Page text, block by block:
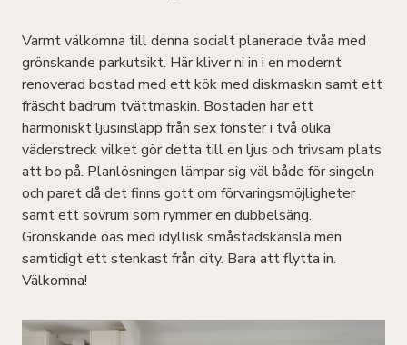
Varmt välkomna till denna socialt planerade tvåa med
grönskande parkutsikt. Här kliver ni in i en modernt
renoverad bostad med ett kök med diskmaskin samt ett
fräscht badrum tvättmaskin. Bostaden har ett
harmoniskt ljusinsläpp från sex fönster i två olika
väderstreck vilket gör detta till en ljus och trivsam plats
att bo på. Planlösningen lämpar sig väl både för singeln
och paret då det finns gott om förvaringsmöjligheter
samt ett sovrum som rymmer en dubbelsäng.
Grönskande oas med idyllisk småstadskänsla men
samtidigt ett stenkast från city. Bara att flytta in.
Välkomna!